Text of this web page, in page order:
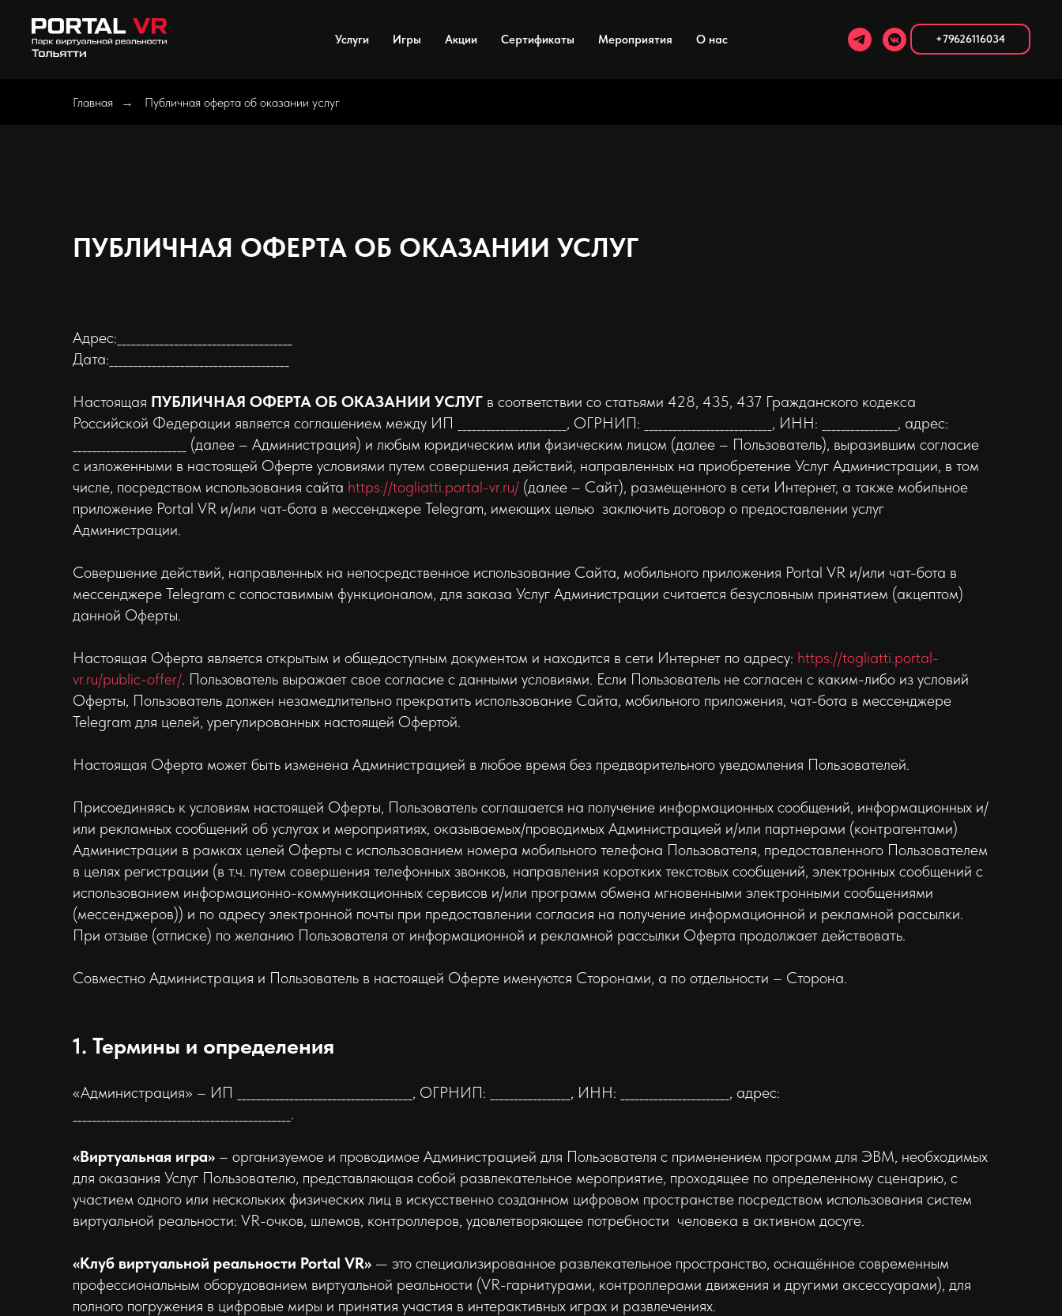
Услуги Игры Акции Сертификаты Мероприятия О нас +79626116034
Главная → Публичная оферта об оказании услуг
ПУБЛИЧНАЯ ОФЕРТА ОБ ОКАЗАНИИ УСЛУГ
Адрес:_____________________________________
Дата:______________________________________
Настоящая ПУБЛИЧНАЯ ОФЕРТА ОБ ОКАЗАНИИ УСЛУГ в соответствии со статьями 428, 435, 437 Гражданского кодекса
Российской Федерации является соглашением между ИП _______________________, ОГРНИП: ___________________________, ИНН: ________________, адрес:
________________________ (далее – Администрация) и любым юридическим или физическим лицом (далее – Пользователь), выразившим согласие
с изложенными в настоящей Оферте условиями путем совершения действий, направленных на приобретение Услуг Администрации, в том
числе, посредством использования сайта https://togliatti.portal-vr.ru/ (далее – Сайт), размещенного в сети Интернет, а также мобильное
приложение Portal VR и/или чат-бота в мессенджере Telegram, имеющих целью заключить договор о предоставлении услуг
Администрации.
Совершение действий, направленных на непосредственное использование Сайта, мобильного приложения Portal VR и/или чат-бота в
мессенджере Telegram c сопоставимым функционалом, для заказа Услуг Администрации считается безусловным принятием (акцептом)
данной Оферты.
Настоящая Оферта является открытым и общедоступным документом и находится в сети Интернет по адресу: https://togliatti.portal-
vr.ru/public-offer/. Пользователь выражает свое согласие с данными условиями. Если Пользователь не согласен с каким-либо из условий
Оферты, Пользователь должен незамедлительно прекратить использование Сайта, мобильного приложения, чат-бота в мессенджере
Telegram для целей, урегулированных настоящей Офертой.
Настоящая Оферта может быть изменена Администрацией в любое время без предварительного уведомления Пользователей.
Присоединяясь к условиям настоящей Оферты, Пользователь соглашается на получение информационных сообщений, информационных и/
или рекламных сообщений об услугах и мероприятиях, оказываемых/проводимых Администрацией и/или партнерами (контрагентами)
Администрации в рамках целей Оферты c использованием номера мобильного телефона Пользователя, предоставленного Пользователем
в целях регистрации (в т.ч. путем совершения телефонных звонков, направления коротких текстовых сообщений, электронных сообщений с
использованием информационно-коммуникационных сервисов и/или программ обмена мгновенными электронными сообщениями
(мессенджеров)) и по адресу электронной почты при предоставлении согласия на получение информационной и рекламной рассылки.
При отзыве (отписке) по желанию Пользователя от информационной и рекламной рассылки Оферта продолжает действовать.
Совместно Администрация и Пользователь в настоящей Оферте именуются Сторонами, а по отдельности – Сторона.
1. Термины и определения
«Администрация» – ИП _____________________________________, ОГРНИП: _________________, ИНН: _______________________, адрес:
______________________________________________.
«Виртуальная игра» – организуемое и проводимое Администрацией для Пользователя с применением программ для ЭВМ, необходимых
для оказания Услуг Пользователю, представляющая собой развлекательное мероприятие, проходящее по определенному сценарию, с
участием одного или нескольких физических лиц в искусственно созданном цифровом пространстве посредством использования систем
виртуальной реальности: VR-очков, шлемов, контроллеров, удовлетворяющее потребности человека в активном досуге.
«Клуб виртуальной реальности Portal VR» — это специализированное развлекательное пространство, оснащённое современным
профессиональным оборудованием виртуальной реальности (VR-гарнитурами, контроллерами движения и другими аксессуарами), для
полного погружения в цифровые миры и принятия участия в интерактивных играх и развлечениях.